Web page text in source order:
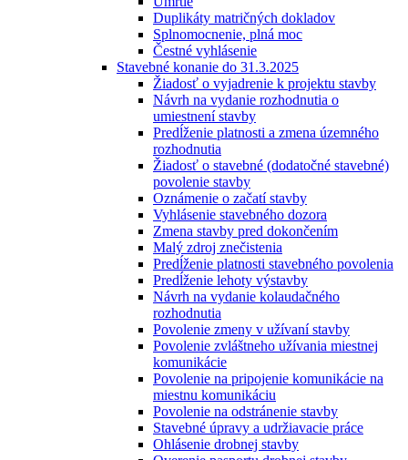
Duplikáty matričných dokladov
Splnomocnenie, plná moc
Čestné vyhlásenie
Stavebné konanie do 31.3.2025
Žiadosť o vyjadrenie k projektu stavby
Návrh na vydanie rozhodnutia o
umiestnení stavby
Predĺženie platnosti a zmena územného
rozhodnutia
Žiadosť o stavebné (dodatočné stavebné)
povolenie stavby
Oznámenie o začatí stavby
Vyhlásenie stavebného dozora
Zmena stavby pred dokončením
Malý zdroj znečistenia
Predĺženie platnosti stavebného povolenia
Predĺženie lehoty výstavby
Návrh na vydanie kolaudačného
rozhodnutia
Povolenie zmeny v užívaní stavby
Povolenie zvláštneho užívania miestnej
komunikácie
Povolenie na pripojenie komunikácie na
miestnu komunikáciu
Povolenie na odstránenie stavby
Stavebné úpravy a udržiavacie práce
Ohlásenie drobnej stavby